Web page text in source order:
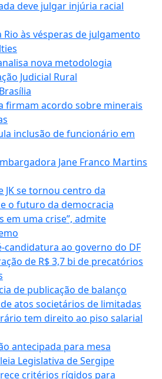
deve julgar injúria racial
às vésperas de julgamento
nova metodologia
Judicial Rural
firmam acordo sobre minerais
inclusão de funcionário em
Jane Franco Martins
JK se tornou centro da
o futuro da democracia
em uma crise”, admite
candidatura ao governo do DF
de R$ 3,7 bi de precatórios
de publicação de balanço
atos societários de limitadas
tem direito ao piso salarial
antecipada para mesa
Legislativa de Sergipe
critérios rígidos para